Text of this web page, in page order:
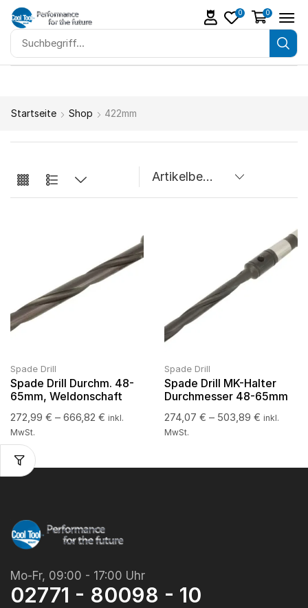
0 0
Startseite Shop 422mm
Spade Drill
Spade Drill Durchm. 48-
65mm, Weldonschaft
272,99 € – 666,82 € inkl.
MwSt.
Spade Drill
Spade Drill MK-Halter
Durchmesser 48-65mm
274,07 € – 503,89 € inkl.
MwSt.
Mo-Fr, 09:00 - 17:00 Uhr
02771 - 80098 - 10